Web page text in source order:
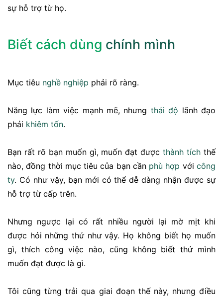
sự hỗ trợ từ họ.
Biết cách dùng chính mình
Mục tiêu nghề nghiệp phải rõ ràng.
Năng lực làm việc mạnh mẽ, nhưng thái độ lãnh đạo
phải khiêm tốn.
Bạn rất rõ bạn muốn gì, muốn đạt đượcthành tích thế
nào, đồng thời mục tiêu của bạn cần phù hợp vớicông
ty. Có như vậy, bạn mới có thể dễ dàng nhận được sự
hỗ trợ từ cấp trên.
Nhưng ngược lại có rất nhiều người lại mờ mịt khi
được hỏi những thứ như vậy. Họ không biết họ muốn
gì, thích công việc nào, cũng không biết thứ mình
muốn đạt được là gì.
Tôi cũng từng trải qua giai đoạn thế này, nhưng điều